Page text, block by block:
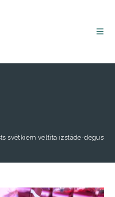
svētkiem veltīta izstāde-